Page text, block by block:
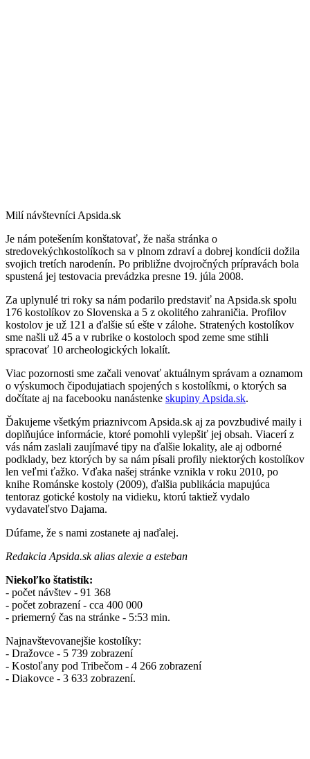
Milí návštevníci Apsida.sk
Je nám potešením konštatovať, že naša stránka o
stredovekýchkostolíkoch sa v plnom zdraví a dobrej kondícii dožila
svojich tretích narodenín. Po približne dvojročných prípravách bola
spustená jej testovacia prevádzka presne 19. júla 2008.
Za uplynulé tri roky sa nám podarilo predstaviť na Apsida.sk spolu
176 kostolíkov zo Slovenska a 5 z okolitého zahraničia. Profilov
kostolov je už 121 a ďalšie sú ešte v zálohe. Stratených kostolíkov
sme našli už 45 a v rubrike o kostoloch spod zeme sme stihli
spracovať 10 archeologických lokalít.
Viac pozornosti sme začali venovať aktuálnym správam a oznamom
o výskumoch čipodujatiach spojených s kostolíkmi, o ktorých sa
dočítate aj na facebooku nanástenke skupiny Apsida.sk.
Ďakujeme všetkým priaznivcom Apsida.sk aj za povzbudivé maily i
doplňujúce informácie, ktoré pomohli vylepšiť jej obsah. Viacerí z
vás nám zaslali zaujímavé tipy na ďalšie lokality, ale aj odborné
podklady, bez ktorých by sa nám písali profily niektorých kostolíkov
len veľmi ťažko. Vďaka našej stránke vznikla v roku 2010, po
knihe Románske kostoly (2009), ďalšia publikácia mapujúca
tentoraz gotické kostoly na vidieku, ktorú taktiež vydalo
vydavateľstvo Dajama.
Dúfame, že s nami zostanete aj naďalej.
Redakcia Apsida.sk alias alexie a esteban
Niekoľko štatistík:
- počet návštev - 91 368
- počet zobrazení - cca 400 000
- priemerný čas na stránke - 5:53 min.
Najnavštevovanejšie kostolíky:
- Dražovce - 5 739 zobrazení
- Kostoľany pod Tribečom - 4 266 zobrazení
- Diakovce - 3 633 zobrazení.